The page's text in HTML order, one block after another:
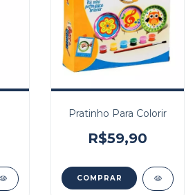
Pratinho Para Colorir
R$59,90